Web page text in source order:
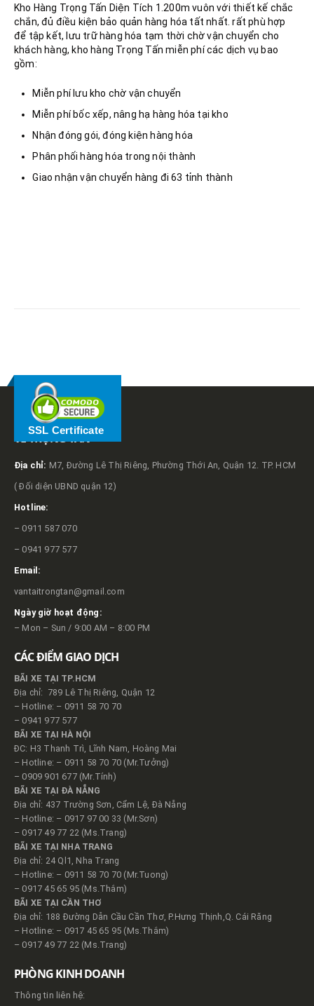
Kho Hàng Trọng Tấn Diện Tích 1.200m vuôn với thiết kế chắc
chắn, đủ điều kiện bảo quản hàng hóa tất nhất. rất phù hợp
để tập kết, lưu trữ hàng hóa tạm thời chờ vận chuyển cho
khách hàng, kho hàng Trọng Tấn miễn phí các dịch vụ bao
gồm:
Miễn phí lưu kho chờ vận chuyển
Miễn phí bốc xếp, nâng hạ hàng hóa tại kho
Nhận đóng gói, đóng kiện hàng hóa
Phân phối hàng hóa trong nội thành
Giao nhận vận chuyển hàng đi 63 tỉnh thành
SSL Certificate
VỀ TRỌNG TẤN
Địa chỉ: M7, Đường Lê Thị Riêng, Phường Thới An, Quận 12. TP. HCM
( Đối diện UBND quận 12)
Hotline:
– 0911 587 070
– 0941 977 577
Email:
vantaitrongtan@gmail.com
Ngày giờ hoạt động:
– Mon – Sun / 9:00 AM – 8:00 PM
CÁC ĐIỂM GIAO DỊCH
BÃI XE TẠI TP.HCM
Địa chỉ: 789 Lê Thị Riêng, Quận 12
– Hotline: – 0911 58 70 70
– 0941 977 577
BÃI XE TẠI HÀ NỘI
ĐC: H3 Thanh Trì, Lĩnh Nam, Hoàng Mai
– Hotline: – 0911 58 70 70 (Mr.Tưởng)
– 0909 901 677 (Mr.Tính)
BÃI XE TẠI ĐÀ NẴNG
Địa chỉ: 437 Trường Sơn, Cẩm Lệ, Đà Nẵng
– Hotline: – 0917 97 00 33 (Mr.Sơn)
– 0917 49 77 22 (Ms.Trang)
BÃI XE TẠI NHA TRANG
Địa chỉ: 24 Ql1, Nha Trang
– Hotline: – 0911 58 70 70 (Mr.Tuong)
– 0917 45 65 95 (Ms.Thắm)
BÃI XE TẠI CẦN THƠ
Địa chỉ: 188 Đường Dẫn Cầu Cần Thơ, P.Hưng Thịnh,Q. Cái Răng
– Hotline: – 0917 45 65 95 (Ms.Thắm)
– 0917 49 77 22 (Ms.Trang)
PHÒNG KINH DOANH
Thông tin liên hệ: